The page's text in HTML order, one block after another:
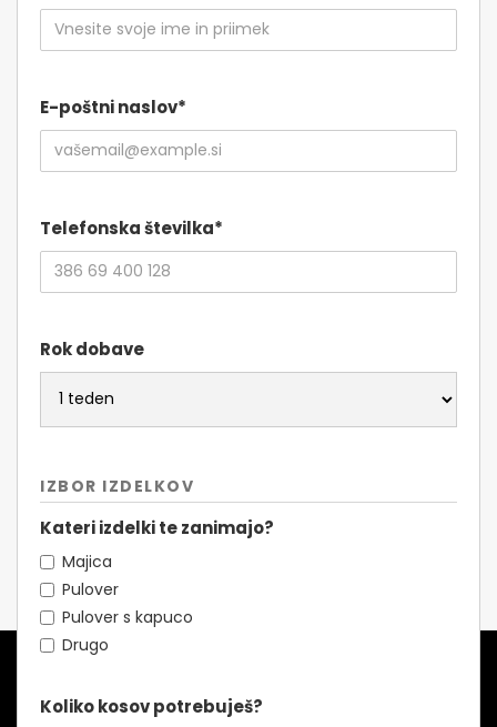
E-poštni naslov*
Telefonska številka*
Rok dobave
IZBOR IZDELKOV
Kateri izdelki te zanimajo?
Majica
Pulover
Pulover s kapuco
Drugo
Koliko kosov potrebuješ?